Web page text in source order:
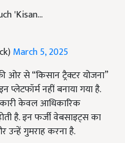
'Kisan…
March 5, 2025
ओर से “किसान ट्रैक्टर योजना”
नहीं बनाया गया है.
केवल आधिकारिक
है. इन फर्जी वेबसाइट्स का
गुमराह करना है.